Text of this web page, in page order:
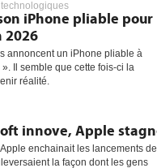
gratuite
iPhone pliable pour
2026
annoncent un iPhone pliable à
Il semble que cette fois-ci la
réalité.
innove, Apple
Apple enchainait les lancements de
la façon dont les gens